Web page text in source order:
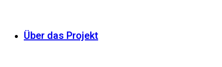
Über das Projekt